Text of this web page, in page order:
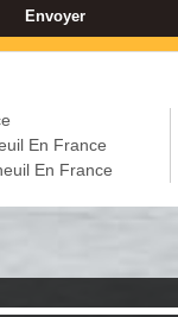
En France
En France